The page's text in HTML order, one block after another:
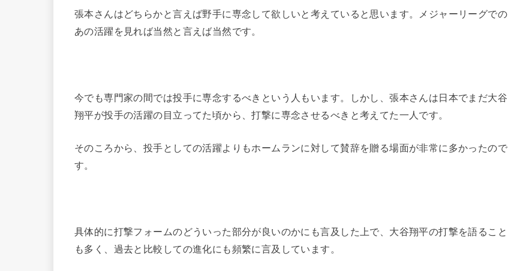
張本さんはどちらかと言えば野手に専念して欲しいと考えていると思います。メジャーリーグでの
あの活躍を見れば当然と言えば当然です。
今でも専門家の間では投手に専念するべきという人もいます。しかし、張本さんは日本でまだ大谷
翔平が投手の活躍の目立ってた頃から、打撃に専念させるべきと考えてた一人です。
そのころから、投手としての活躍よりもホームランに対して賛辞を贈る場面が非常に多かったので
す。
具体的に打撃フォームのどういった部分が良いのかにも言及した上で、大谷翔平の打撃を語ること
も多く、過去と比較しての進化にも頻繁に言及しています。